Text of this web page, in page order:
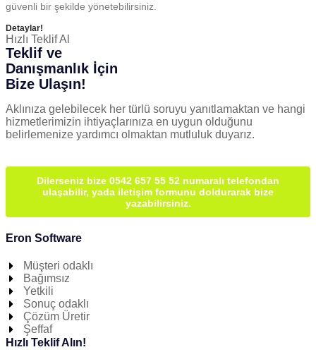
güvenli bir şekilde yönetebilirsiniz.
Detaylar!
Hızlı Teklif Al
Teklif ve
Danışmanlık İçin
Bize Ulaşın!
Aklınıza gelebilecek her türlü soruyu yanıtlamaktan ve hangi
hizmetlerimizin ihtiyaçlarınıza en uygun olduğunu
belirlemenize yardımcı olmaktan mutluluk duyarız.
Dilerseniz bize 0542 657 55 52 numaralı telefondan
ulaşabilir, yada iletişim formunu doldurarak bize
yazabilirsiniz.
Eron Software
Müşteri odaklı
Bağımsız
Yetkili
Sonuç odaklı
Çözüm Üretir
Şeffaf
Hızlı Teklif Alın!